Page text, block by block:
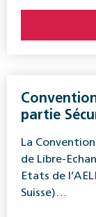
partie
La
de Libre-
Etats de
Suisse)…